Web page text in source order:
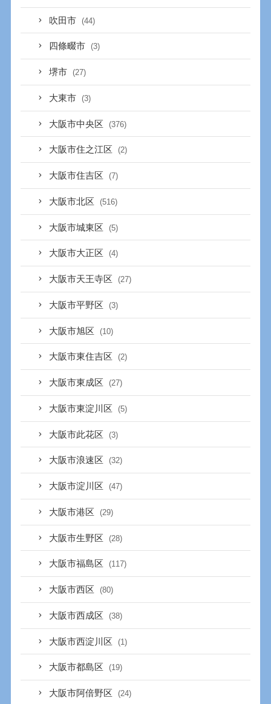
吹田市 (44)
四條畷市 (3)
堺市 (27)
大東市 (3)
大阪市中央区 (376)
大阪市住之江区 (2)
大阪市住吉区 (7)
大阪市北区 (516)
大阪市城東区 (5)
大阪市大正区 (4)
大阪市天王寺区 (27)
大阪市平野区 (3)
大阪市旭区 (10)
大阪市東住吉区 (2)
大阪市東成区 (27)
大阪市東淀川区 (5)
大阪市此花区 (3)
大阪市浪速区 (32)
大阪市淀川区 (47)
大阪市港区 (29)
大阪市生野区 (28)
大阪市福島区 (117)
大阪市西区 (80)
大阪市西成区 (38)
大阪市西淀川区 (1)
大阪市都島区 (19)
大阪市阿倍野区 (24)